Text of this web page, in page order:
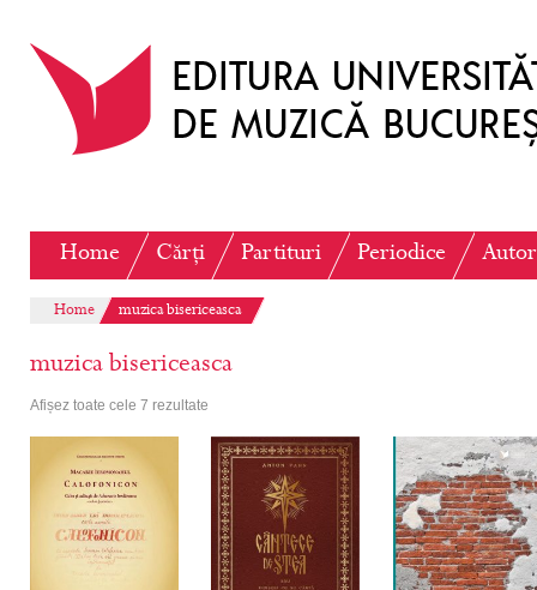
Home Cărți Partituri Periodice
Home muzica bisericeasca
muzica bisericeasca
Afișez toate cele 7 rezultate